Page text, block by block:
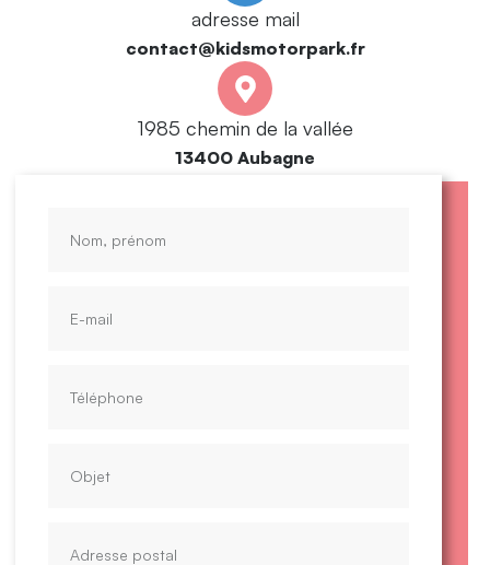
adresse mail
contact@kidsmotorpark.fr
1985 chemin de la vallée
13400 Aubagne